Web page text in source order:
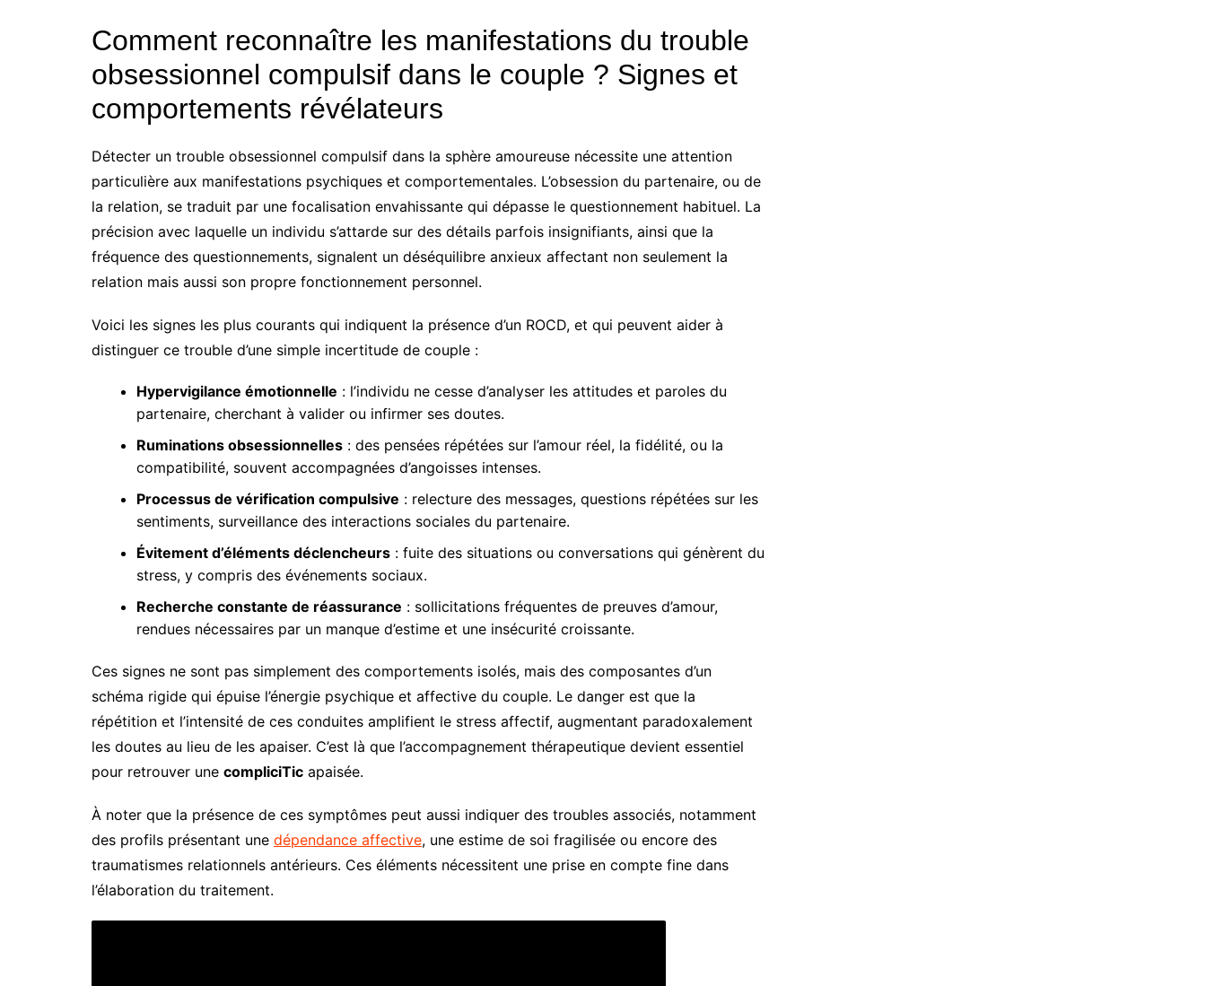
Comment reconnaître les manifestations du trouble
obsessionnel compulsif dans le couple ? Signes et
comportements révélateurs
Détecter un trouble obsessionnel compulsif dans la sphère amoureuse nécessite une attention
particulière aux manifestations psychiques et comportementales. L’obsession du partenaire, ou de
la relation, se traduit par une focalisation envahissante qui dépasse le questionnement habituel. La
précision avec laquelle un individu s’attarde sur des détails parfois insignifiants, ainsi que la
fréquence des questionnements, signalent un déséquilibre anxieux affectant non seulement la
relation mais aussi son propre fonctionnement personnel.
Voici les signes les plus courants qui indiquent la présence d’un ROCD, et qui peuvent aider à
distinguer ce trouble d’une simple incertitude de couple :
Hypervigilance émotionnelle : l’individu ne cesse d’analyser les attitudes et paroles du
partenaire, cherchant à valider ou infirmer ses doutes.
Ruminations obsessionnelles : des pensées répétées sur l’amour réel, la fidélité, ou la
compatibilité, souvent accompagnées d’angoisses intenses.
Processus de vérification compulsive : relecture des messages, questions répétées sur les
sentiments, surveillance des interactions sociales du partenaire.
Évitement d’éléments déclencheurs : fuite des situations ou conversations qui génèrent du
stress, y compris des événements sociaux.
Recherche constante de réassurance : sollicitations fréquentes de preuves d’amour,
rendues nécessaires par un manque d’estime et une insécurité croissante.
Ces signes ne sont pas simplement des comportements isolés, mais des composantes d’un
schéma rigide qui épuise l’énergie psychique et affective du couple. Le danger est que la
répétition et l’intensité de ces conduites amplifient le stress affectif, augmentant paradoxalement
les doutes au lieu de les apaiser. C’est là que l’accompagnement thérapeutique devient essentiel
pour retrouver une compliciTic apaisée.
À noter que la présence de ces symptômes peut aussi indiquer des troubles associés, notamment
des profils présentant une dépendance affective, une estime de soi fragilisée ou encore des
traumatismes relationnels antérieurs. Ces éléments nécessitent une prise en compte fine dans
l’élaboration du traitement.